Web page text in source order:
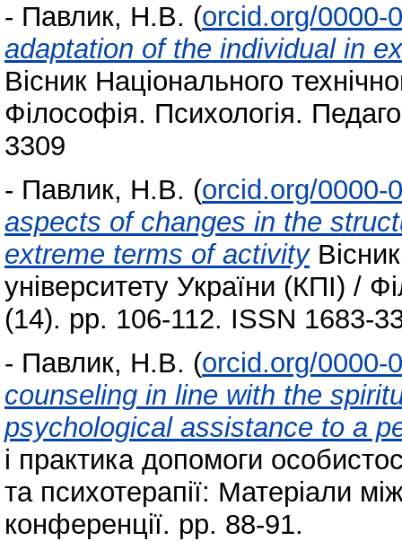
- Павлик, Н.В. (orcid.org/0000-
adaptation of the individual in
Вісник Національного
Філософія. Психологія.
3309
- Павлик, Н.В. (orcid.org/0000-
aspects of changes in the
extreme terms of activity
університету України (КПІ) /
(14). pp. 106-112. ISSN 1683-
- Павлик, Н.В. (orcid.org/0000-
counseling in line with the
psychological assistance to a
і практика допомоги
та психотерапії: Матеріали
конференції. pp. 88-91.